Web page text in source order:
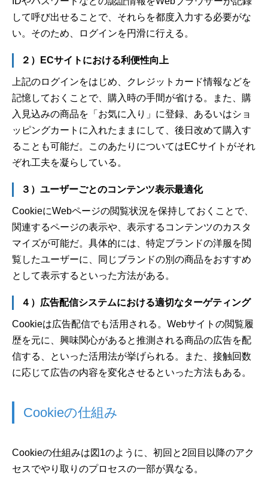
して呼び出せることで、それらを都度入力する必要がな
い。そのため、ログインを円滑に行える。
２）ECサイトにおける利便性向上
上記のログインをはじめ、クレジットカード情報などを
記憶しておくことで、購入時の手間が省ける。また、購
入見込みの商品を「お気に入り」に登録、あるいはショ
ッピングカートに入れたままにして、後日改めて購入す
ることも可能だ。このあたりについてはECサイトがそれ
ぞれ工夫を凝らしている。
３）ユーザーごとのコンテンツ表示最適化
CookieにWebページの閲覧状況を保持しておくことで、
関連するページの表示や、表示するコンテンツのカスタ
マイズが可能だ。具体的には、特定ブランドの洋服を閲
覧したユーザーに、同じブランドの別の商品をおすすめ
として表示するといった方法がある。
４）広告配信システムにおける適切なターゲティング
Cookieは広告配信でも活用される。Webサイトの閲覧履
歴を元に、興味関心があると推測される商品の広告を配
信する、といった活用法が挙げられる。また、接触回数
に応じて広告の内容を変化させるといった方法もある。
Cookieの仕組み
Cookieの仕組みは図1のように、初回と2回目以降のアク
セスでやり取りのプロセスの一部が異なる。